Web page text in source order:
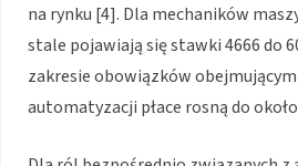
na rynku [4]. Dla mechaników
stale pojawiają się stawki 4666 do
zakresie obowiązków
automatyzacji płace rosną do